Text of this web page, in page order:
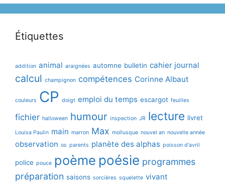
Étiquettes
addition animal araignées automne bulletin cahier journal
calcul champignon compétences Corinne Albaut
couleurs CP doigt emploi du temps escargot feuilles
fichier halloween humour inspection JR lecture livret
Louisa Paulin main marron Max mollusque nouvel an nouvelle année
observation os parents planète des alphas poisson d'avril
police pouce poème poésie programmes
préparation saisons sorcières squelette vivant